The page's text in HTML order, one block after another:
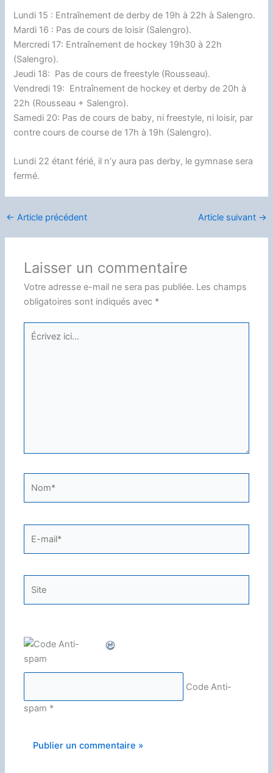
Lundi 15 : Entraînement de derby de 19h à 22h à Salengro.
Mardi 16 : Pas de cours de loisir (Salengro).
Mercredi 17: Entraînement de hockey 19h30 à 22h
(Salengro).
Jeudi 18: Pas de cours de freestyle (Rousseau).
Vendredi 19: Entraînement de hockey et derby de 20h à
22h (Rousseau + Salengro).
Samedi 20: Pas de cours de baby, ni freestyle, ni loisir, par
contre cours de course de 17h à 19h (Salengro).
Lundi 22 étant férié, il n’y aura pas derby, le gymnase sera
fermé.
← Article précédent Article suivant →
Laisser un commentaire
Votre adresse e-mail ne sera pas publiée. Les champs
obligatoires sont indiqués avec *
Écrivez
mail*
Code Anti-
spam *